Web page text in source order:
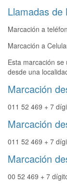
Llamadas de
Marcación a
Marcación a
Esta marcación se
desde una
Marcación
011 52 469 + 7
Marcación
011 52 469 + 7
Marcación
00 52 469 + 7